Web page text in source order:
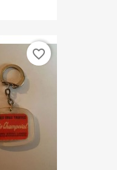
favorite_border